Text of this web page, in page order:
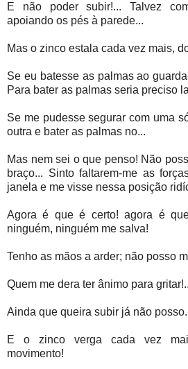
E não poder subir!... Talvez
apoiando os pés à parede...
Mas o zinco estala cada vez mais,
Se eu batesse as palmas ao
Para bater as palmas seria preciso
Se me pudesse segurar com uma
outra e bater as palmas no...
Mas nem sei o que penso! Não
braço... Sinto faltarem-me as
janela e me visse nessa posição
Agora é que é certo! agora é
ninguém, ninguém me salva!
Tenho as mãos a arder; não posso
Quem me dera ter ânimo para
Ainda que queira subir já não
E o zinco verga cada vez
movimento!